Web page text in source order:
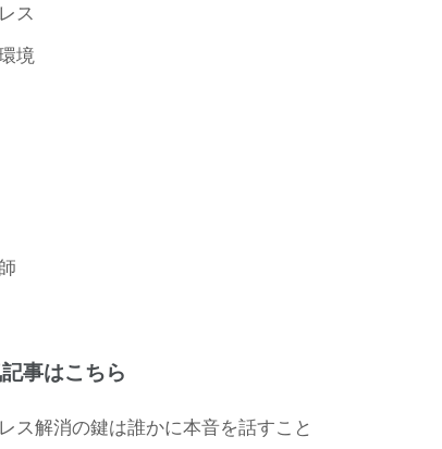
ス
境
事はこちら
ス解消の鍵は誰かに本音を話すこと